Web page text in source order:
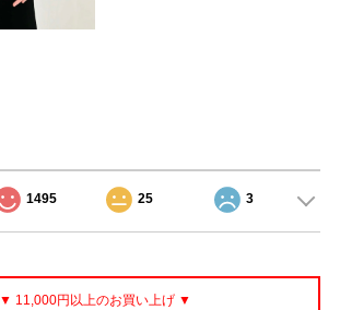
1495 25 3
▼ 11,000円以上のお買い上げ ▼